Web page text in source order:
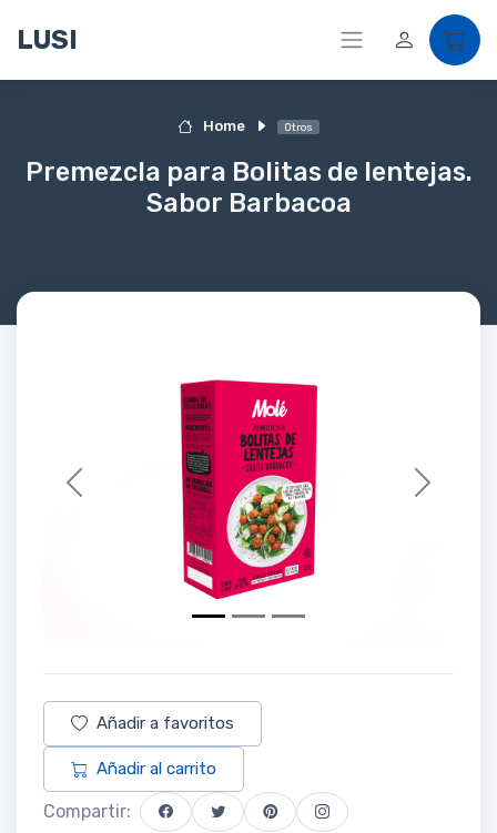
LUSI
Home Otros
Premezcla para Bolitas de lentejas.
Sabor Barbacoa
Previous Next
Añadir a favoritos
Añadir al carrito
Compartir: